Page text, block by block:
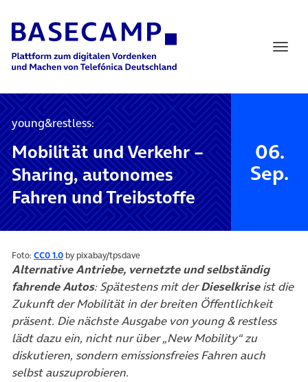
Main Navigation
young&restless:
Mobilität und Verkehr –
Sharing, autonomes
Fahren und Treibstoffe
06.
Sep.
Foto: CC0 1.0 by pixabay/tpsdave
Alternative Antriebe, vernetzte und selbständig
fahrende Autos: Spätestens mit derDieselkriseist die
Zukunft der Mobilität in der breiten Öffentlichkeit
präsent. Die nächste Ausgabe von young & restless
lädt dazu ein, nicht nur über „New Mobility“ zu
diskutieren, sondern emissionsfreies Fahren auch
selbst auszuprobieren.